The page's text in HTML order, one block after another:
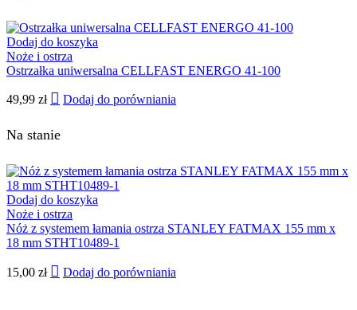
Dodaj do koszyka
Noże i ostrza
Ostrzałka uniwersalna CELLFAST ENERGO 41-100
49,99 zł Dodaj do porówniania
Na stanie
Dodaj do koszyka
Noże i ostrza
Nóż z systemem łamania ostrza STANLEY FATMAX 155 mm x
18 mm STHT10489-1
15,00 zł Dodaj do porówniania